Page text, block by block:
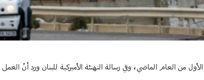
والشروط المتبادلة
من العام الماضي، وفي رسالة التهنئة الأميركية للبنان ورد أنّ